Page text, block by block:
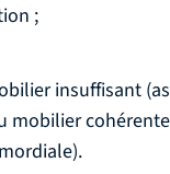
;
insuffisant
mobilier